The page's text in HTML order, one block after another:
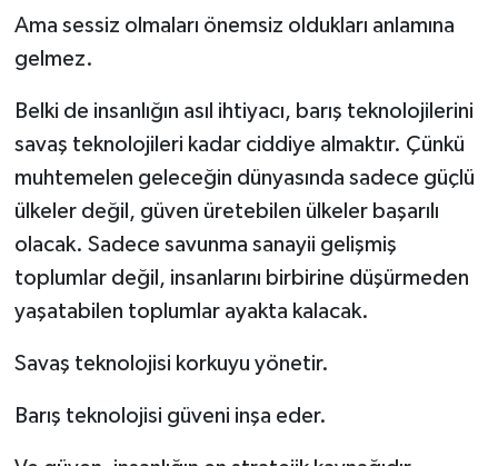
Ama sessiz olmaları önemsiz oldukları anlamına
gelmez.
Belki de insanlığın asıl ihtiyacı, barış teknolojilerini
savaş teknolojileri kadar ciddiye almaktır. Çünkü
muhtemelen geleceğin dünyasında sadece güçlü
ülkeler değil, güven üretebilen ülkeler başarılı
olacak. Sadece savunma sanayii gelişmiş
toplumlar değil, insanlarını birbirine düşürmeden
yaşatabilen toplumlar ayakta kalacak.
Savaş teknolojisi korkuyu yönetir.
Barış teknolojisi güveni inşa eder.